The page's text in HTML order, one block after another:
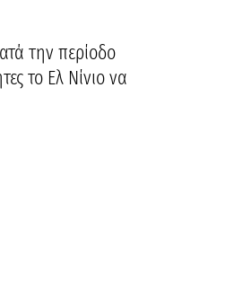
την περίοδο
το Ελ Νίνιο να